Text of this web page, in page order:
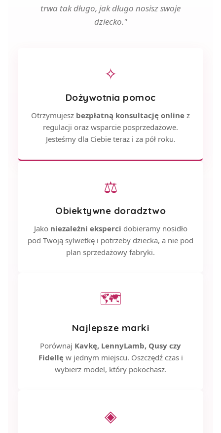
trwa tak długo, jak długo nosisz swoje
dziecko."
✧
Dożywotnia pomoc
Otrzymujesz bezpłatną konsultację online z
regulacji oraz wsparcie posprzedażowe.
Jesteśmy dla Ciebie teraz i za pół roku.
⚖
Obiektywne doradztwo
Jako niezależni eksperci dobieramy nosidło
pod Twoją sylwetkę i potrzeby dziecka, a nie pod
plan sprzedażowy fabryki.
🗺
Najlepsze marki
Porównaj Kavkę, LennyLamb, Qusy czy
Fidellęw jednym miejscu. Oszczędź czas i
wybierz model, który pokochasz.
◈